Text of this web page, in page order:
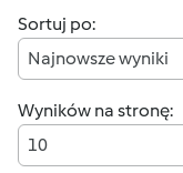
Sortuj po:
Najnowsze wyniki
Wyników na stronę:
10